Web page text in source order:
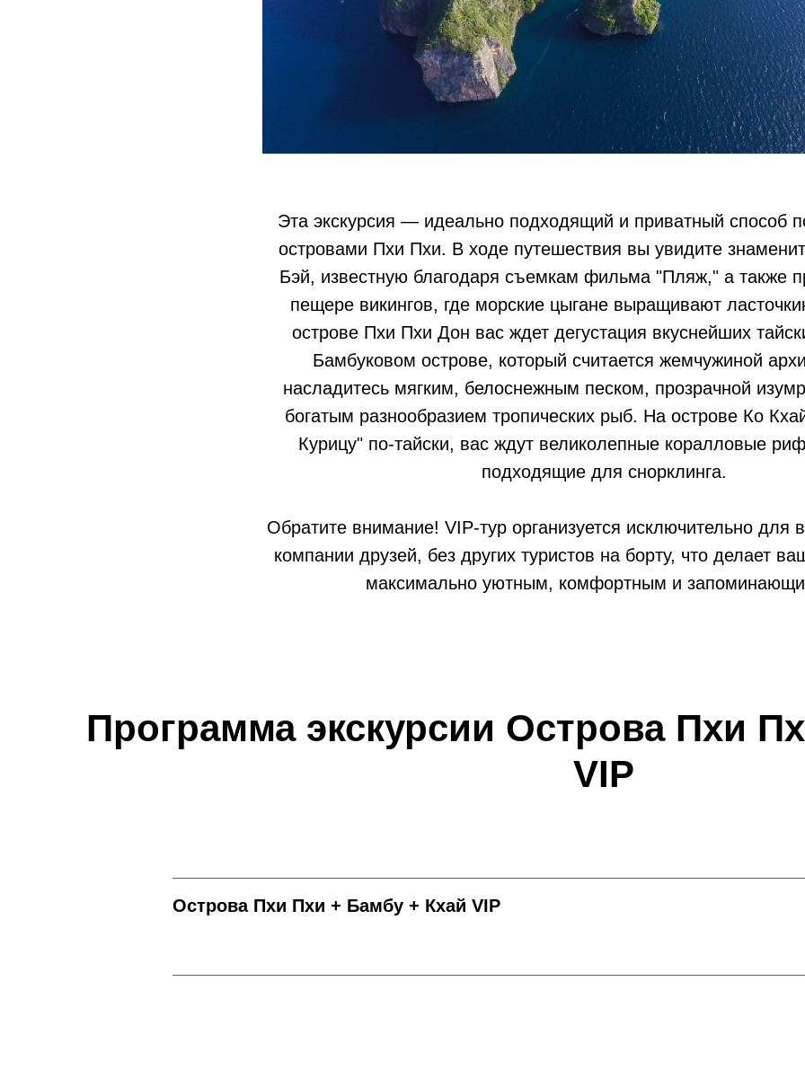
Эта экскурсия — идеально подходящий и приватный способ
островами Пхи Пхи. В ходе путешествия вы увидите
Бэй, известную благодаря съемкам фильма "Пляж," а также
пещере викингов, где морские цыгане выращивают
острове Пхи Пхи Дон вас ждет дегустация вкуснейших
Бамбуковом острове, который считается жемчужиной
насладитесь мягким, белоснежным песком, прозрачной
богатым разнообразием тропических рыб. На острове Ко
Курицу" по‑тайски, вас ждут великолепные коралловые
подходящие для снорклинга.
Обратите внимание! VIP‑тур организуется исключительно для
компании друзей, без других туристов на борту, что делает
максимально уютным, комфортным и
Программа экскурсии Острова Пхи
VIP
Острова Пхи Пхи + Бамбу + Кхай VIP